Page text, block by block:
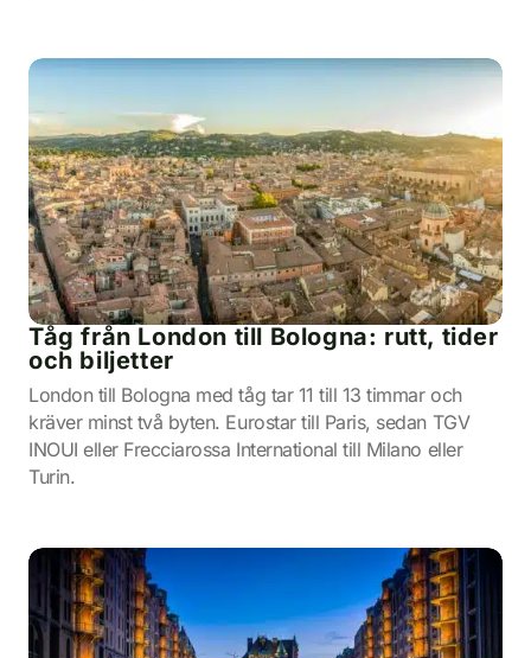
Tåg från London till Bologna: rutt, tider
och biljetter
London till Bologna med tåg tar 11 till 13 timmar och
kräver minst två byten. Eurostar till Paris, sedan TGV
INOUI eller Frecciarossa International till Milano eller
Turin.